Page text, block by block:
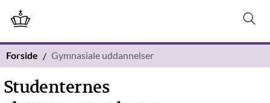
Forside Gymnasiale uddannelser
Studenternes